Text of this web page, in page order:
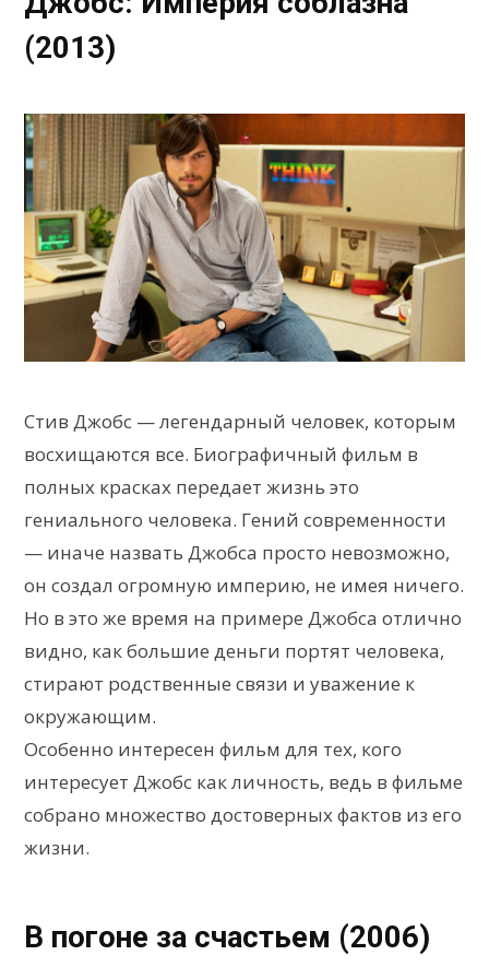
(2013)
Стив Джобс — легендарный человек, которым
восхищаются все. Биографичный фильм в
полных красках передает жизнь это
гениального человека. Гений современности
— иначе назвать Джобса просто невозможно,
он создал огромную империю, не имея ничего.
Но в это же время на примере Джобса отлично
видно, как большие деньги портят человека,
стирают родственные связи и уважение к
окружающим.
Особенно интересен фильм для тех, кого
интересует Джобс как личность, ведь в фильме
собрано множество достоверных фактов из его
жизни.
В погоне за счастьем (2006)